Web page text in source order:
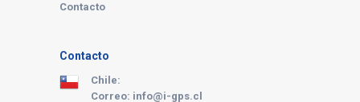
Contacto
Contacto
Chile:
Correo: info@i-gps.cl